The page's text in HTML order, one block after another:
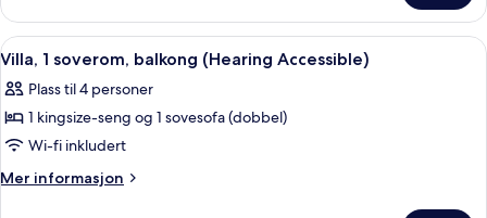
Bedroom
Smaller
Villa
Accessible)
Åpne
alle
bildene
av
Villa,
1
Flatskjerm-TV, DVD-spiller,
9
Villa, 1 soverom, balkong (Hearing Accessible)
Plass til 4 personer
1 kingsize-seng og 1 sovesofa (dobbel)
Wi-fi inkludert
Mer informasjon
Mer